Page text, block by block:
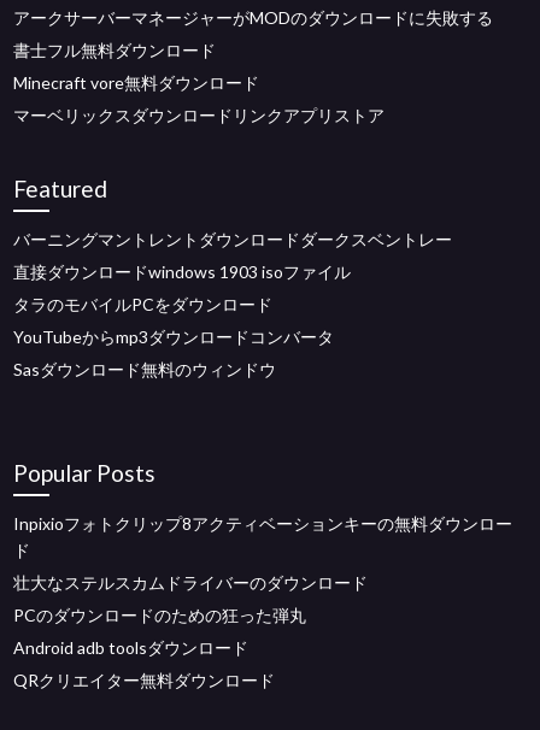
アークサーバーマネージャーがMODのダウンロードに失敗する
書士フル無料ダウンロード
Minecraft vore無料ダウンロード
マーベリックスダウンロードリンクアプリストア
Featured
バーニングマントレントダウンロードダークスベントレー
直接ダウンロードwindows 1903 isoファイル
タラのモバイルPCをダウンロード
YouTubeからmp3ダウンロードコンバータ
Sasダウンロード無料のウィンドウ
Popular Posts
Inpixioフォトクリップ8アクティベーションキーの無料ダウンロー
ド
壮大なステルスカムドライバーのダウンロード
PCのダウンロードのための狂った弾丸
Android adb toolsダウンロード
QRクリエイター無料ダウンロード